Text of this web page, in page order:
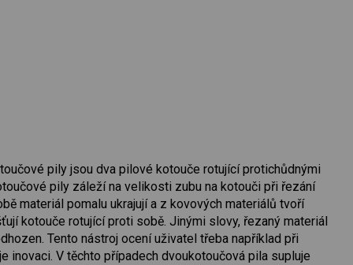
pily jsou dva pilové kotouče rotující protichůdnými
pily záleží na velikosti zubu na kotouči při řezání
materiál pomalu ukrajují a z kovových materiálů tvoří
kotouče rotující proti sobě. Jinými slovy, řezaný materiál
Tento nástroj ocení uživatel třeba například při
V těchto případech dvoukotoučová pila supluje